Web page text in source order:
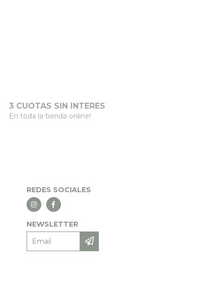
3 CUOTAS SIN INTERES
En toda la tienda online!
REDES SOCIALES
NEWSLETTER